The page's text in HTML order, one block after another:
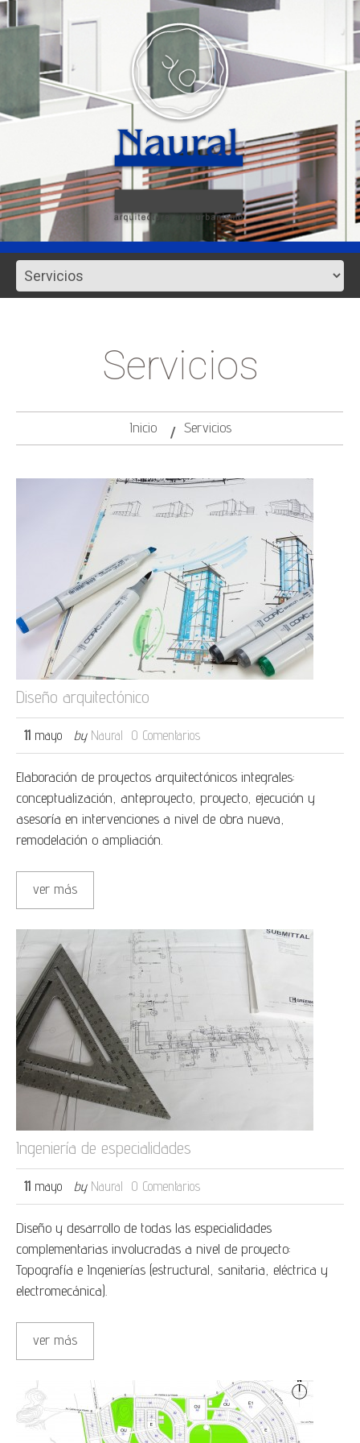
Servicios
Inicio Servicios
Diseño arquitectónico
11 mayo by Naural 0 Comentarios
Elaboración de proyectos arquitectónicos integrales:
conceptualización, anteproyecto, proyecto, ejecución y
asesoría en intervenciones a nivel de obra nueva,
remodelación o ampliación.
ver más
Ingeniería de especialidades
11 mayo by Naural 0 Comentarios
Diseño y desarrollo de todas las especialidades
complementarias involucradas a nivel de proyecto:
Topografía e Ingenierías (estructural, sanitaria, eléctrica y
electromecánica).
ver más